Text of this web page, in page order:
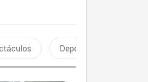
Deportes recreativos